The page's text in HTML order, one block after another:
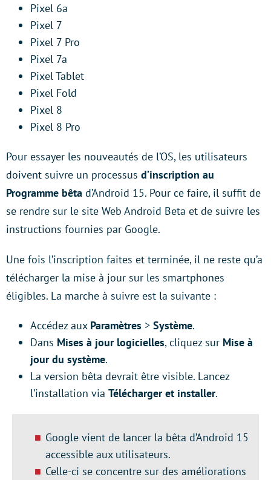
Pixel 6a
Pixel 7
Pixel 7 Pro
Pixel 7a
Pixel Tablet
Pixel Fold
Pixel 8
Pixel 8 Pro
Pour essayer les nouveautés de l’OS, les utilisateurs
doivent suivre un processus d’inscription au
Programme bêta d’Android 15. Pour ce faire, il suffit de
se rendre sur le site Web Android Beta et de suivre les
instructions fournies par Google.
Une fois l’inscription faites et terminée, il ne reste qu’a
télécharger la mise à jour sur les smartphones
éligibles. La marche à suivre est la suivante :
Accédez aux Paramètres > Système.
Dans Mises à jour logicielles, cliquez sur Mise à
jour du système.
La version bêta devrait être visible. Lancez
l’installation via Télécharger et installer.
Google vient de lancer la bêta d’Android 15
accessible aux utilisateurs.
Celle-ci se concentre sur des améliorations